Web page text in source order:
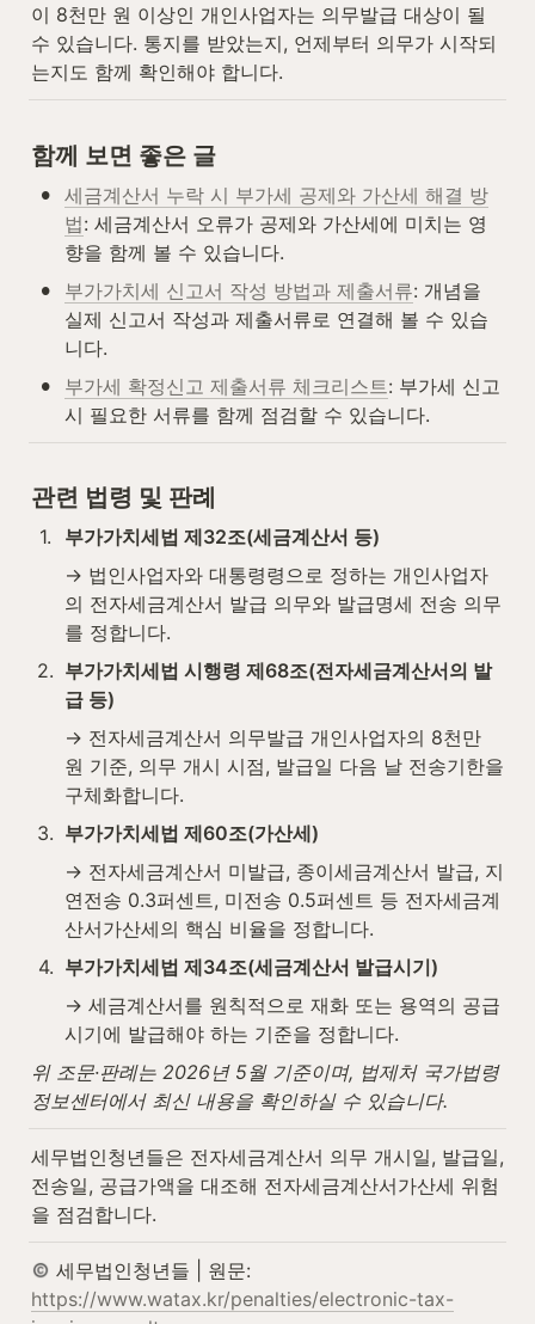
이 8천만 원 이상인 개인사업자는 의무발급 대상이 될
수 있습니다. 통지를 받았는지, 언제부터 의무가 시작되
는지도 함께 확인해야 합니다.
함께 보면 좋은 글
• 세금계산서 누락 시 부가세 공제와 가산세 해결 방
법: 세금계산서 오류가 공제와 가산세에 미치는 영
향을 함께 볼 수 있습니다.
• 부가가치세 신고서 작성 방법과 제출서류: 개념을
실제 신고서 작성과 제출서류로 연결해 볼 수 있습
니다.
• 부가세 확정신고 제출서류 체크리스트 : 부가세 신고
시 필요한 서류를 함께 점검할 수 있습니다.
관련 법령 및 판례
1.
부가가치세법 제32조(세금계산서 등)
→ 법인사업자와 대통령령으로 정하는 개인사업자
의 전자세금계산서 발급 의무와 발급명세 전송 의무
를 정합니다.
2. 부가가치세법 시행령 제68조(전자세금계산서의 발
급 등)
→ 전자세금계산서 의무발급 개인사업자의 8천만
원 기준, 의무 개시 시점, 발급일 다음 날 전송기한을
구체화합니다.
3. 부가가치세법 제60조(가산세)
→ 전자세금계산서 미발급, 종이세금계산서 발급, 지
연전송 0.3퍼센트, 미전송 0.5퍼센트 등 전자세금계
산서가산세의 핵심 비율을 정합니다.
4. 부가가치세법 제34조(세금계산서 발급시기)
→ 세금계산서를 원칙적으로 재화 또는 용역의 공급
시기에 발급해야 하는 기준을 정합니다.
위 조문·판례는 2026년 5월 기준이며, 법제처 국가법령
정보센터에서 최신 내용을 확인하실 수 있습니다.
세무법인청년들은 전자세금계산서 의무 개시일, 발급일,
전송일, 공급가액을 대조해 전자세금계산서가산세 위험
을 점검합니다.
https://www.watax.kr/penalties/electronic-tax-